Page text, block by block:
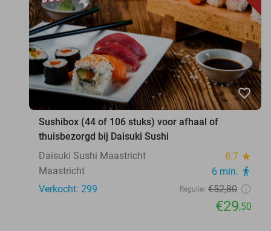
favorite_border
Sushibox (44 of 106 stuks) voor afhaal of
thuisbezorgd bij Daisuki Sushi
Daisuki Sushi Maastricht
8.7 star
Maastricht 6 min. directions_walk
Verkocht: 299 Regulier €52,80
€29,50